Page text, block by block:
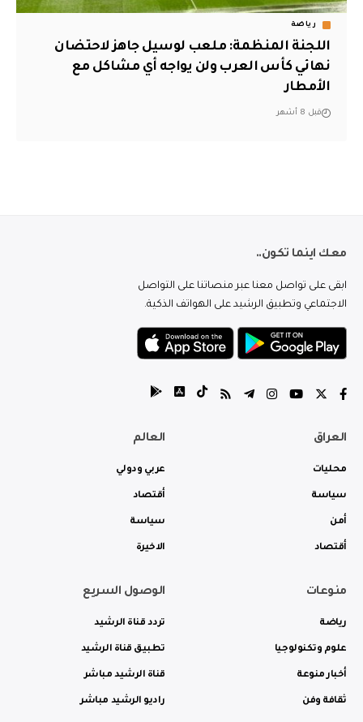
رياضة
اللجنة المنظمة: ملعب لوسيل جاهز لاحتضان
نهائي كأس العرب ولن يواجه أي مشاكل مع
الأمطار
قبل 8 أشهر
معك اينما تكون..
ابقى على تواصل معنا عبر منصاتنا على التواصل
الاجتماعي وتطبيق الرشيد على الهواتف الذكية.
العراق
محليات
سياسة
أمن
أقتصاد
العالم
عربي ودولي
أقتصاد
سياسة
الاخيرة
منوعات
رياضة
علوم وتكنولوجيا
أخبار منوعة
ثقافة وفن
الوصول السريع
تردد قناة الرشيد
تطبيق قناة الرشيد
قناة الرشيد مباشر
راديو الرشيد مباشر